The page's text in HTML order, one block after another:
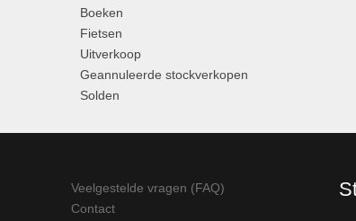
Boeken
Fietsen
Uitverkoop
Geannuleerde stockverkopen
Solden
Veelgestelde vragen (FAQ)
Contact